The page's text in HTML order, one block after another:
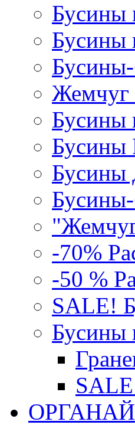
Бусины
Бусины
Жемчуг
Бусины
Бусины
Бусины
-70%
-50 %
SALE!
Бусины